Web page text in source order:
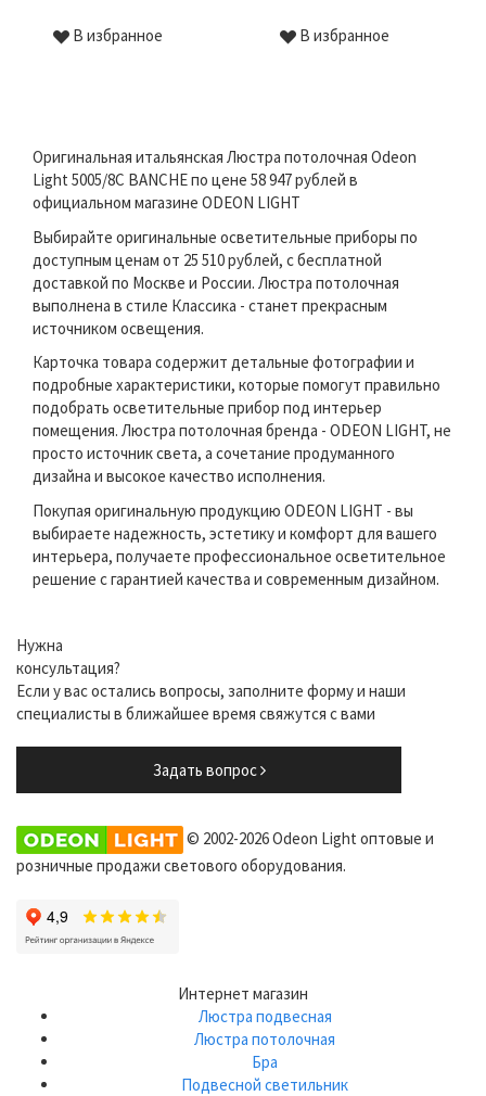
В избранное В избранное
Оригинальная итальянская Люстра потолочная Odeon
Light 5005/8C BANCHE по цене 58 947 рублей в
официальном магазине ODEON LIGHT
Выбирайте оригинальные осветительные приборы по
доступным ценам от 25 510 рублей, с бесплатной
доставкой по Москве и России. Люстра потолочная
выполнена в стиле Классика - станет прекрасным
источником освещения.
Карточка товара содержит детальные фотографии и
подробные характеристики, которые помогут правильно
подобрать осветительные прибор под интерьер
помещения. Люстра потолочная бренда - ODEON LIGHT, не
просто источник света, а сочетание продуманного
дизайна и высокое качество исполнения.
Покупая оригинальную продукцию ODEON LIGHT - вы
выбираете надежность, эстетику и комфорт для вашего
интерьера, получаете профессиональное осветительное
решение с гарантией качества и современным дизайном.
Нужна
консультация?
Если у вас остались вопросы, заполните форму и наши
специалисты в ближайшее время свяжутся с вами
Задать вопрос
© 2002-2026 Odeon Light оптовые и
розничные продажи светового оборудования.
Интернет магазин
Люстра подвесная
Люстра потолочная
Бра
Подвесной светильник